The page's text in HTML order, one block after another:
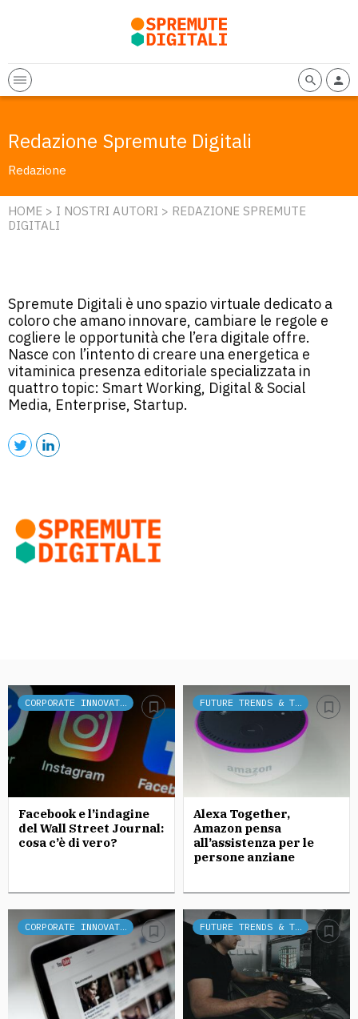
Redazione Spremute Digitali
Redazione
HOME > I NOSTRI AUTORI > REDAZIONE SPREMUTE
DIGITALI
Spremute Digitali è uno spazio virtuale dedicato a
coloro che amano innovare, cambiare le regole e
cogliere le opportunità che l’era digitale offre.
Nasce con l’intento di creare una energetica e
vitaminica presenza editoriale specializzata in
quattro topic: Smart Working, Digital & Social
Media, Enterprise, Startup.
CORPORATE INNOVATION
Facebook e l’indagine
del Wall Street Journal:
cosa c’è di vero?
FUTURE TRENDS & TECH
Alexa Together,
Amazon pensa
all’assistenza per le
persone anziane
CORPORATE INNOVATION FUTURE TRENDS & TECH